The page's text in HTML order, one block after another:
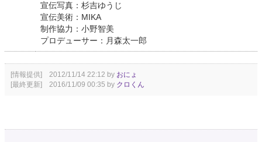
宣伝写真：杉吉ゆうじ
宣伝美術：MIKA
制作協力：小野智美
プロデューサー：月森太一郎
[情報提供] 2012/11/14 22:12 by おにょ
[最終更新] 2016/11/09 00:35 by クロくん